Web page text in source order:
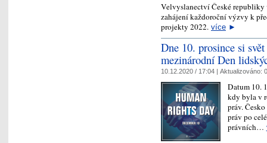
Velvyslanectví České
zahájení každoroční výzvy k
projekty 2022. více ►
Dne 10. prosince si
mezinárodní Den
10.12.2020 / 17:04 | Aktualizováno:
Datum 10.
kdy byla v
práv.
práv po
právních…